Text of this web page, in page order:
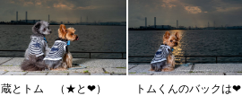
蔵とトム （★と❤︎） トムくんのバックは❤︎